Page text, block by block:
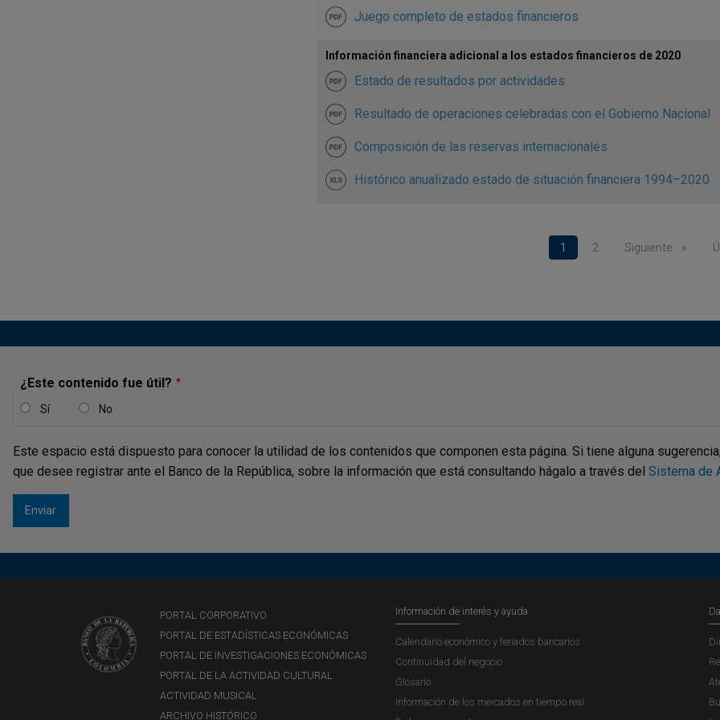
Juego completo de estados financieros
Información financiera adicional a los estados financieros de 2020
Estado de resultados por actividades
Resultado de operaciones celebradas con el Gobierno Nacional
Composición de las reservas internacionales
Histórico anualizado estado de situación financiera 1994–2020
Página actual
1 Page
2 Siguiente página
Siguiente
¿Este contenido fue útil?
Sí No
Este espacio está dispuesto para conocer la utilidad de los contenidos que componen esta página. Si tiene alguna
que desee registrar ante el Banco de la República, sobre la información que está consultando hágalo a través del Sistema de
PORTAL CORPORATIVO
PORTAL DE ESTADÍSTICAS ECONÓMICAS
PORTAL DE INVESTIGACIONES ECONÓMICAS
PORTAL DE LA ACTIVIDAD CULTURAL
ACTIVIDAD MUSICAL
ARCHIVO HISTÓRICO
Información de interés y ayuda
Calendario económico y feriados bancarios
Continuidad del negocio
Glosario
Información de los mercados en tiempo real